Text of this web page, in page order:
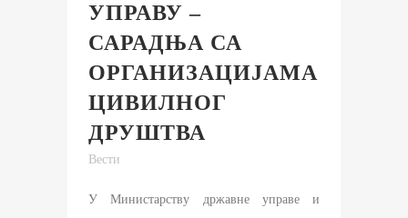
УПРАВУ –
САРАДЊА СА
ОРГАНИЗАЦИЈАМА
ЦИВИЛНОГ
ДРУШТВА
Вести
У Министарству државне управе и